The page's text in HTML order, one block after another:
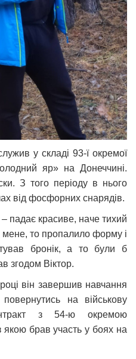
у складі 93-ї окремої
яр» на Донеччині.
З того періоду в нього
від фосфорних снарядів.
падає красиве, наче тихий
то пропалило форму і
бронік, а то були б
згодом Віктор.
він завершив навчання
на військову
з 54-ю окремою
брав участь у боях на